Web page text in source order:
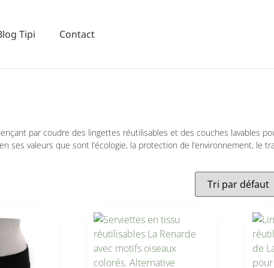
Tipi Contact
par coudre des lingettes réutilisables et des couches lavables
ses valeurs que sont l’écologie, la protection de l’environnement, le